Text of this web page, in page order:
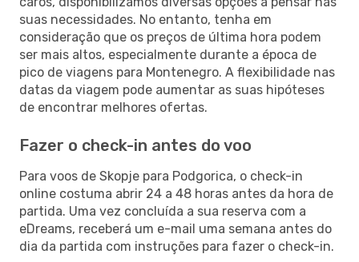
suas necessidades. No entanto, tenha em
consideração que os preços de última hora podem
ser mais altos, especialmente durante a época de
pico de viagens para Montenegro. A flexibilidade nas
datas da viagem pode aumentar as suas hipóteses
de encontrar melhores ofertas.
Fazer o check-in antes do voo
Para voos de Skopje para Podgorica, o check-in
online costuma abrir 24 a 48 horas antes da hora de
partida. Uma vez concluída a sua reserva com a
eDreams, receberá um e-mail uma semana antes do
dia da partida com instruções para fazer o check-in.